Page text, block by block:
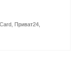
Приват24,